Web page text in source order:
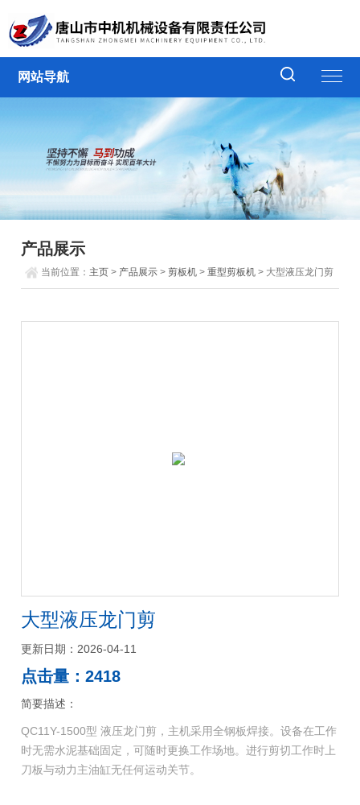
网站导航
产品展示
当前位置： 主页 > 产品展示 >剪板机 >重型剪板机 > 大型液压龙门剪
大型液压龙门剪
更新日期：2026-04-11
点击量：2418
简要描述：
QC11Y-1500型 液压龙门剪，主机采用全钢板焊接。设备在工作
时无需水泥基础固定，可随时更换工作场地。进行剪切工作时上
刀板与动力主油缸无任何运动关节。